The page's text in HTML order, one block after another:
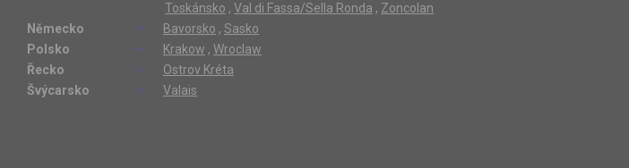
Toskánsko , Val di Fassa/Sella Ronda , Zoncolan
Německo Bavorsko , Sasko
Polsko Krakow , Wroclaw
Řecko
Ostrov Kréta
Švýcarsko
Valais